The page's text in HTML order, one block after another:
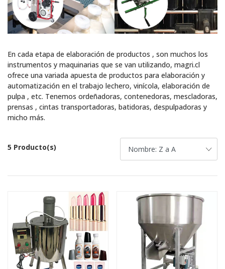
En cada etapa de elaboración de productos , son muchos los
instrumentos y maquinarias que se van utilizando, magri.cl
ofrece una variada apuesta de productos para elaboración y
automatización en el trabajo lechero, vinícola, elaboración de
pulpa , etc. Tenemos ordeñadoras, contenedoras, mescladoras,
prensas , cintas transportadoras, batidoras, despulpadoras y
micho más.
5 Producto(s)